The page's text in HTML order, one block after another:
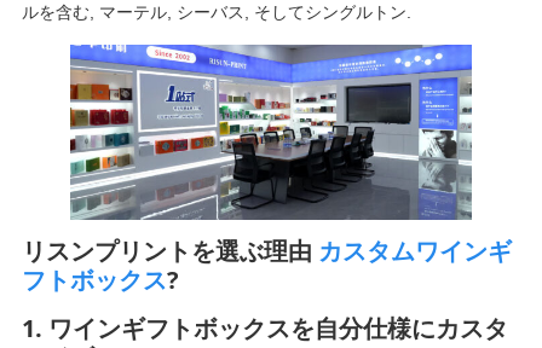
ルを含む, マーテル, シーバス, そしてシングルトン.
リスンプリントを選ぶ理由 カスタムワインギ
フトボックス?
1. ワインギフトボックスを自分仕様にカスタ